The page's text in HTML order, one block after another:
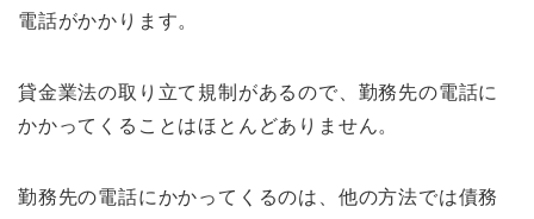
電話がかかります。
貸金業法の取り立て規制があるので、勤務先の電話に
かかってくることはほとんどありません。
勤務先の電話にかかってくるのは、他の方法では債務